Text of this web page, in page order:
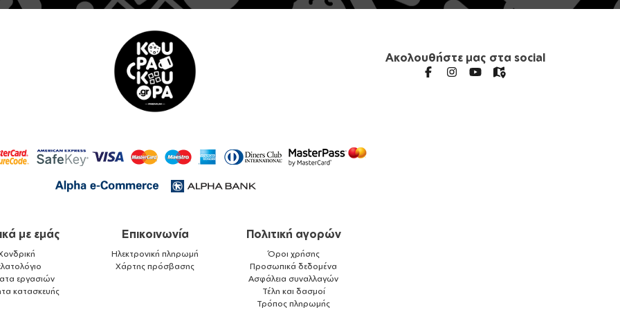
Ακολουθήστε μας στα social
με εμάς
εργασιών
κατασκευής
Επικοινωνία
Ηλεκτρονική πληρωμή
Χάρτης πρόσβασης
Πολιτική αγορών
Όροι χρήσης
Προσωπικά δεδομένα
Ασφάλεια συναλλαγών
Τέλη και δασμοί
Τρόπος πληρωμής